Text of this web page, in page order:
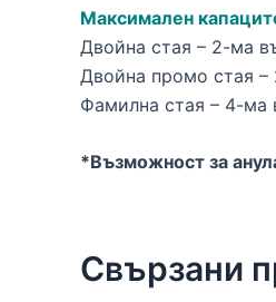
Максимален
Двойна стая – 2-ма
Двойна промо стая –
Фамилна стая – 4-ма
*Възможност за
Свързани